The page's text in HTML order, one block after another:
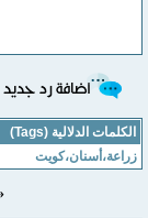
الكلمات الدلالية (Tags)
زراعة،أسنان،كويت
«